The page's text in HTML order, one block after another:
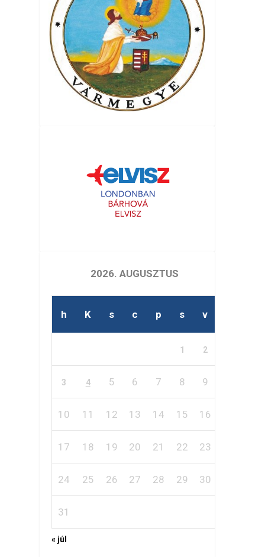
2026. AUGUSZTUS
h K s c p s v
1 2
3 4 5 6 7 8 9
10 11 12 13 14 15 16
17 18 19 20 21 22 23
24 25 26 27 28 29 30
31
« júl